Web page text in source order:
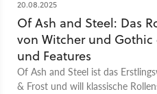
20.08.2025
Of Ash and Steel: Das
von Witcher und Gothic
und Features
Of Ash and Steel ist das
& Frost und will klassische